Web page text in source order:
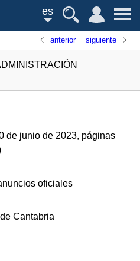
es
anterior siguiente
de junio de 2023, páginas
oficiales
Cantabria